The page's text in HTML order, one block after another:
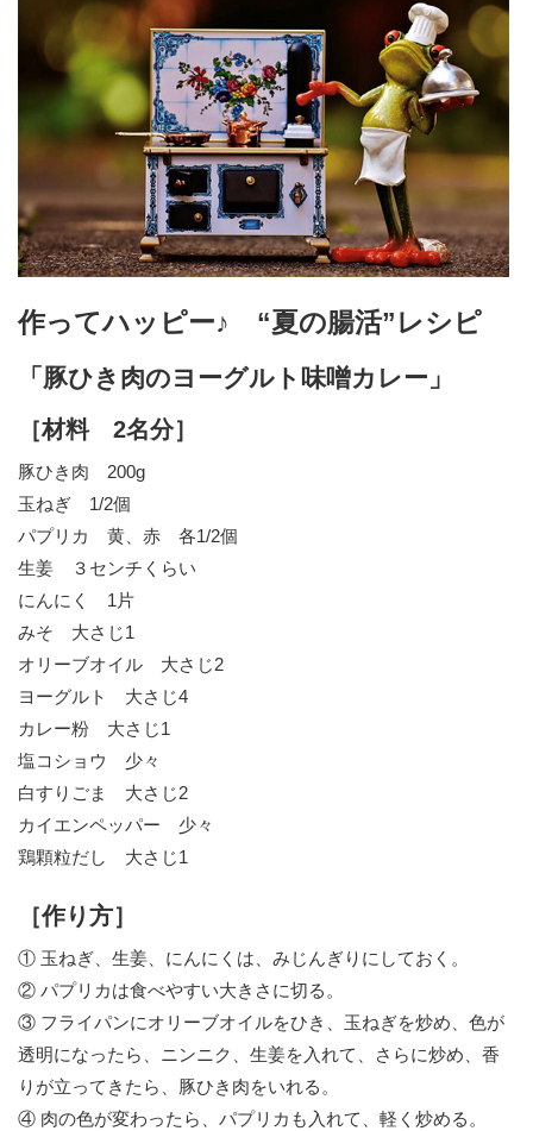
作ってハッピー♪ “夏の腸活”レシピ
「豚ひき肉のヨーグルト味噌カレー」
［材料 2名分］
豚ひき肉 200g
玉ねぎ 1/2個
パプリカ 黄、赤 各1/2個
生姜 ３センチくらい
にんにく 1片
みそ 大さじ1
オリーブオイル 大さじ2
ヨーグルト 大さじ4
カレー粉 大さじ1
塩コショウ 少々
白すりごま 大さじ2
カイエンペッパー 少々
鶏顆粒だし 大さじ1
［作り方］
① 玉ねぎ、生姜、にんにくは、みじんぎりにしておく。
② パプリカは食べやすい大きさに切る。
③ フライパンにオリーブオイルをひき、玉ねぎを炒め、色が
透明になったら、ニンニク、生姜を入れて、さらに炒め、香
りが立ってきたら、豚ひき肉をいれる。
④ 肉の色が変わったら、パプリカも入れて、軽く炒める。